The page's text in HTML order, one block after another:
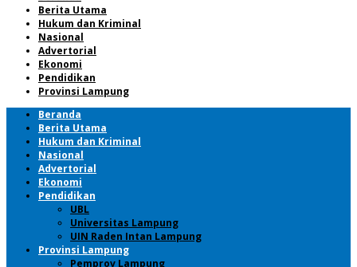
Berita Utama
Hukum dan Kriminal
Nasional
Advertorial
Ekonomi
Pendidikan
Provinsi Lampung
Beranda
Berita Utama
Hukum dan Kriminal
Nasional
Advertorial
Ekonomi
Pendidikan
UBL
Universitas Lampung
UIN Raden Intan Lampung
Provinsi Lampung
Pemprov Lampung